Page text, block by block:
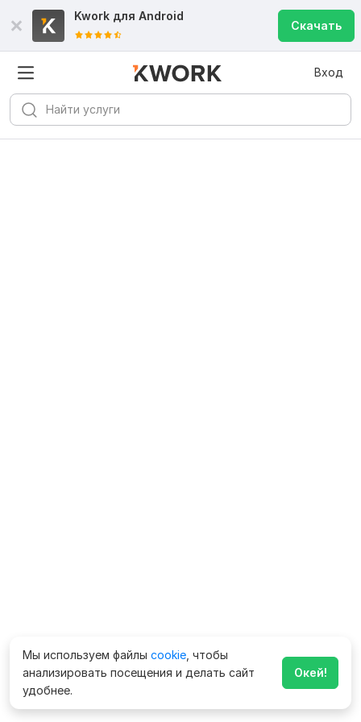
Kwork для Android
Скачать
Вход
Мы используем файлы cookie , чтобы
анализировать посещения и делать сайт
удобнее.
Окей!